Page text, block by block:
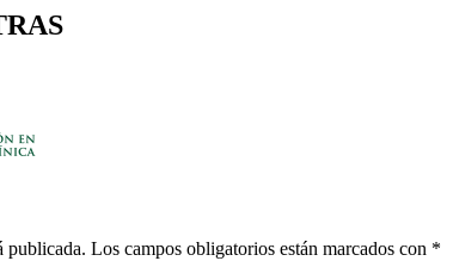
publicada. Los campos obligatorios están marcados con *